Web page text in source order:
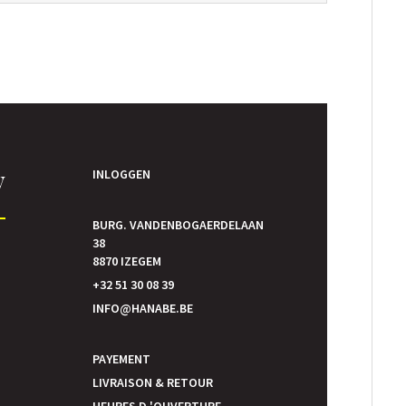
INLOGGEN
BURG. VANDENBOGAERDELAAN
38
8870 IZEGEM
+32 51 30 08 39
INFO@HANABE.BE
PAYEMENT
LIVRAISON & RETOUR